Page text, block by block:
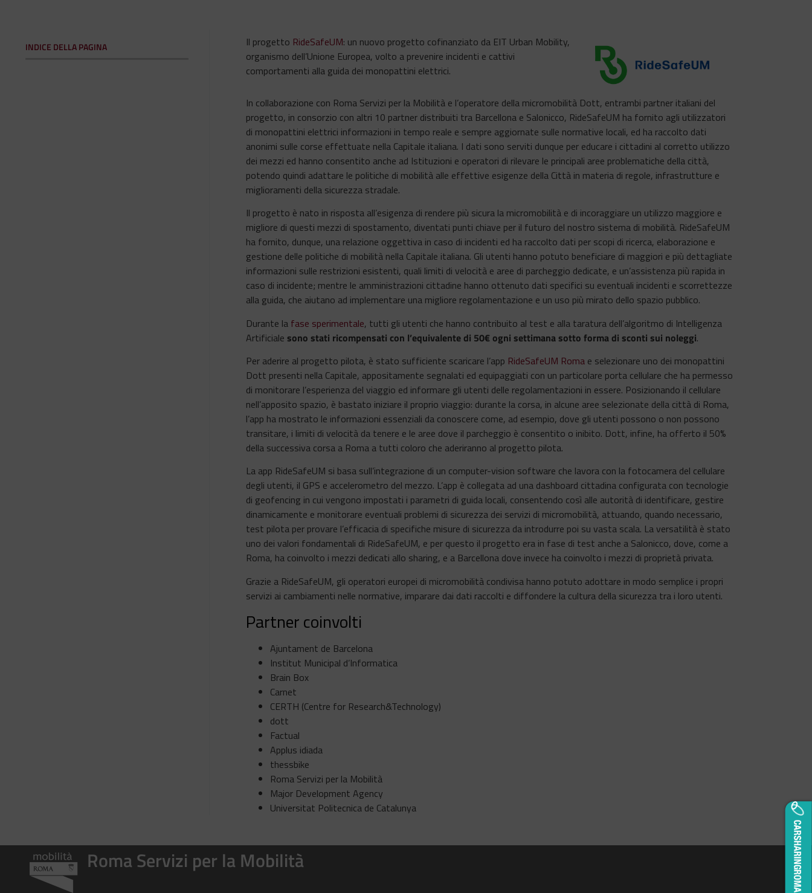
INDICE DELLA PAGINA Il progetto RideSafeUM: un nuovo progetto cofinanziato da EIT Urban Mobility,
organismo dell’Unione Europea, volto a prevenire incidenti e cattivi
comportamenti alla guida dei monopattini elettrici.
In collaborazione con Roma Servizi per la Mobilità e l’operatore della micromobilità Dott, entrambi partner italiani del
progetto, in consorzio con altri 10 partner distribuiti tra Barcellona e Salonicco, RideSafeUM ha fornito agli utilizzatori
di monopattini elettrici informazioni in tempo reale e sempre aggiornate sulle normative locali, ed ha raccolto dati
anonimi sulle corse effettuate nella Capitale italiana. I dati sono serviti dunque per educare i cittadini al corretto utilizzo
dei mezzi ed hanno consentito anche ad Istituzioni e operatori di rilevare le principali aree problematiche della città,
potendo quindi adattare le politiche di mobilità alle effettive esigenze della Città in materia di regole, infrastrutture e
miglioramenti della sicurezza stradale.
Il progetto è nato in risposta all’esigenza di rendere più sicura la micromobilità e di incoraggiare un utilizzo maggiore e
migliore di questi mezzi di spostamento, diventati punti chiave per il futuro del nostro sistema di mobilità. RideSafeUM
ha fornito, dunque, una relazione oggettiva in caso di incidenti ed ha raccolto dati per scopi di ricerca, elaborazione e
gestione delle politiche di mobilità nella Capitale italiana. Gli utenti hanno potuto beneficiare di maggiori e più dettagliate
informazioni sulle restrizioni esistenti, quali limiti di velocità e aree di parcheggio dedicate, e un’assistenza più rapida in
caso di incidente; mentre le amministrazioni cittadine hanno ottenuto dati specifici su eventuali incidenti e scorrettezze
alla guida, che aiutano ad implementare una migliore regolamentazione e un uso più mirato dello spazio pubblico.
Durante la fase sperimentale, tutti gli utenti che hanno contribuito al test e alla taratura dell’algoritmo di Intelligenza
Artificiale sono stati ricompensati con l’equivalente di 50€ ogni settimana sotto forma di sconti sui noleggi.
Per aderire al progetto pilota, è stato sufficiente scaricare l’app RideSafeUM Roma e selezionare uno dei monopattini
Dott presenti nella Capitale, appositamente segnalati ed equipaggiati con un particolare porta cellulare che ha permesso
di monitorare l’esperienza del viaggio ed informare gli utenti delle regolamentazioni in essere. Posizionando il cellulare
nell’apposito spazio, è bastato iniziare il proprio viaggio: durante la corsa, in alcune aree selezionate della città di Roma,
l’app ha mostrato le informazioni essenziali da conoscere come, ad esempio, dove gli utenti possono o non possono
transitare, i limiti di velocità da tenere e le aree dove il parcheggio è consentito o inibito. Dott, infine, ha offerto il 50%
della successiva corsa a Roma a tutti coloro che aderiranno al progetto pilota.
La app RideSafeUM si basa sull’integrazione di un computer-vision software che lavora con la fotocamera del cellulare
degli utenti, il GPS e accelerometro del mezzo. L’app è collegata ad una dashboard cittadina configurata con tecnologie
di geofencing in cui vengono impostati i parametri di guida locali, consentendo così alle autorità di identificare, gestire
dinamicamente e monitorare eventuali problemi di sicurezza dei servizi di micromobilità, attuando, quando necessario,
test pilota per provare l’efficacia di specifiche misure di sicurezza da introdurre poi su vasta scala. La versatilità è stato
uno dei valori fondamentali di RideSafeUM, e per questo il progetto era in fase di test anche a Salonicco, dove, come a
Roma, ha coinvolto i mezzi dedicati allo sharing, e a Barcellona dove invece ha coinvolto i mezzi di proprietà privata.
Grazie a RideSafeUM, gli operatori europei di micromobilità condivisa hanno potuto adottare in modo semplice i propri
servizi ai cambiamenti nelle normative, imparare dai dati raccolti e diffondere la cultura della sicurezza tra i loro utenti.
Partner coinvolti
Ajuntament de Barcelona
Institut Municipal d’Informatica
Brain Box
Carnet
CERTH (Centre for Research&Technology)
dott
Factual
Applus idiada
thessbike
Roma Servizi per la Mobilità
Major Development Agency
Universitat Politecnica de Catalunya
Roma Servizi per la Mobilità